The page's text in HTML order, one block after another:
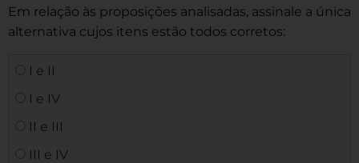
Em relação às proposições analisadas, assinale a única
alternativa cujos itens estão todos corretos:
I e II
I e IV
II e III
III e IV